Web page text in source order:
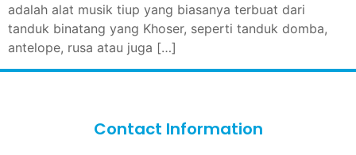
adalah alat musik tiup yang biasanya terbuat dari
tanduk binatang yang Khoser, seperti tanduk domba,
antelope, rusa atau juga […]
Contact Information